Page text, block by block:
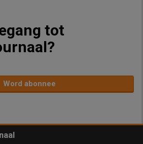
tot
Word abonnee